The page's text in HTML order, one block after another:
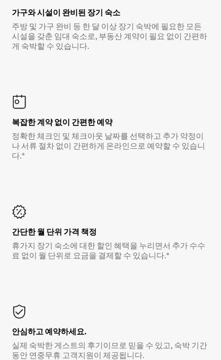
가구와 시설이 완비된 장기 숙소
주방 및 가구 완비 등 한 달 이상 장기 숙박에 필요한 모든
시설을 갖춘 임대 숙소로, 부동산 계약이 필요 없이 간편하
게 숙박할 수 있습니다.
복잡한 계약 없이 간편한 예약
정확한 체크인 및 체크아웃 날짜를 선택하고 추가 약정이
나 서류 절차 없이 간편하게 온라인으로 예약할 수 있습니
다.*
간단한 월 단위 가격 책정
휴가지 장기 숙소에 대한 할인 혜택을 누리면서 추가 수수
료 없이 월 단위로 요금을 결제할 수 있습니다.*
안심하고 예약하세요.
실제 숙박한 게스트의 후기이므로 믿을 수 있고, 숙박 기간
동안 연중무휴 고객지원이 제공됩니다.